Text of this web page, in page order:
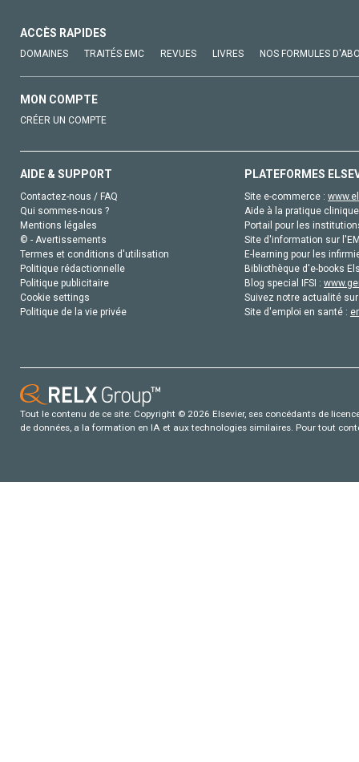
ACCÈS RAPIDES
DOMAINES TRAITÉS EMC REVUES LIVRES NOS FORMULES
MON COMPTE
CRÉER UN COMPTE
AIDE & SUPPORT
Contactez-nous / FAQ
Qui sommes-nous ?
Mentions légales
© - Avertissements
Termes et conditions d'utilisation
Politique rédactionnelle
Politique publicitaire
Cookie settings
Politique de la vie privée
PLATEFORMES
Site e-commerce :
Aide à la pratique
Portail pour les
Site d'information sur
E-learning pour les
Bibliothèque d'e-books
Blog special IFSI :
Suivez notre actualité
Site d'emploi en santé :
Tout le contenu de ce site: Copyright © 2026 Elsevier, ses concédants de
de données, a la formation en IA et aux technologies similaires. Pour tout